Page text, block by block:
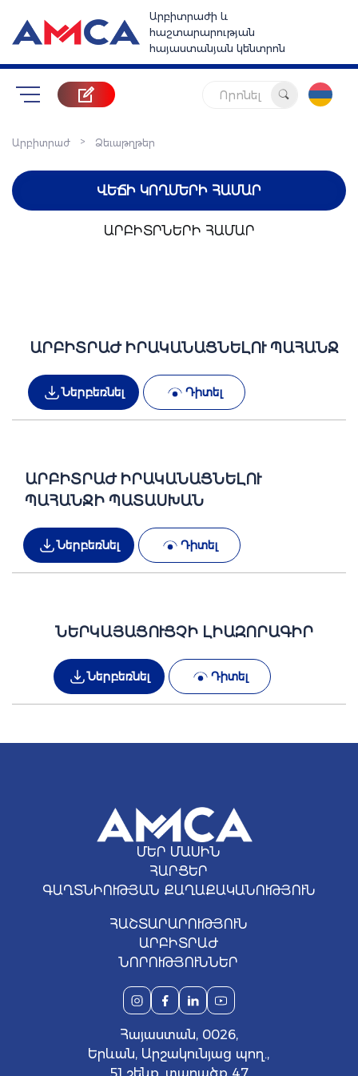
Արբիտրաժի և
հաշտարարության
հայաստանյան կենտրոն
Որոնել
Արբիտրաժ > Ձեւաթղթեր
ՎԵՃԻ ԿՈՂՄԵՐԻ ՀԱՄԱՐ
ԱՐԲԻՏՐՆԵՐԻ ՀԱՄԱՐ
ԱՐԲԻՏՐԱԺ ԻՐԱԿԱՆԱՑՆԵԼՈՒ ՊԱՀԱՆՋ
Ներբեռնել Դիտել
ԱՐԲԻՏՐԱԺ ԻՐԱԿԱՆԱՑՆԵԼՈՒ
ՊԱՀԱՆՋԻ ՊԱՏԱՍԽԱՆ
Ներբեռնել Դիտել
ՆԵՐԿԱՅԱՑՈՒՑՉԻ ԼԻԱԶՈՐԱԳԻՐ
Ներբեռնել Դիտել
ՄԵՐ ՄԱՍԻՆ
ՀԱՐՑԵՐ
ԳԱՂՏՆԻՈՒԹՅԱՆ ՔԱՂԱՔԱԿԱՆՈՒԹՅՈՒՆ
ՀԱՇՏԱՐԱՐՈՒԹՅՈՒՆ
ԱՐԲԻՏՐԱԺ
ՆՈՐՈՒԹՅՈՒՆՆԵՐ
Հայաստան, 0026,
Երևան, Արշակունյաց պող.,